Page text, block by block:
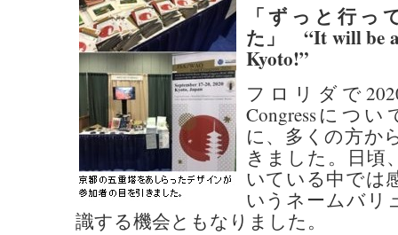
「ずっと行っ
た」 “It will be a
Kyoto!”
フロリダで
Congressにつ
に、多くの方か
きました。日頃
いている中では
いうネームバリ
識する機会ともなりました。